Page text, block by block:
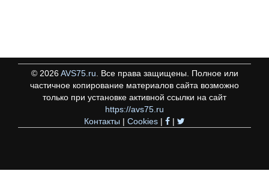
© 2026 AVS75.ru . Все права защищены. Полное или
частичное копирование материалов сайта возможно
только при установке активной ссылки на сайт
https://avs75.ru
Контакты | Cookies | |